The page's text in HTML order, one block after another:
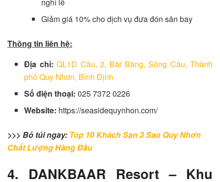
Giảm giá 10% cho dịch vụ đưa đón sân bay
Thông tin liên hệ:
Địa chỉ:QL1D Cầu, 2, Bãi Bàng, Sông Cầu, Thành
phố Quy Nhơn, Bình Định
Số điện thoại:025 7372 0226
Website: https://seasidequynhon.com/
>>> Bỏ túi ngay: Top 10 Khách Sạn 3 Sao Quy Nhơn
Chất Lượng Hàng Đầu
4. DANKBAAR Resort – Khu